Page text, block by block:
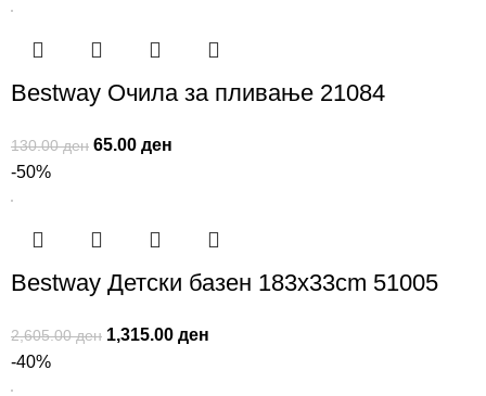
Bestway Очила за пливање 21084
130.00ден 65.00ден
-50%
Bestway Детски базен 183x33cm 51005
2,605.00ден 1,315.00ден
-40%